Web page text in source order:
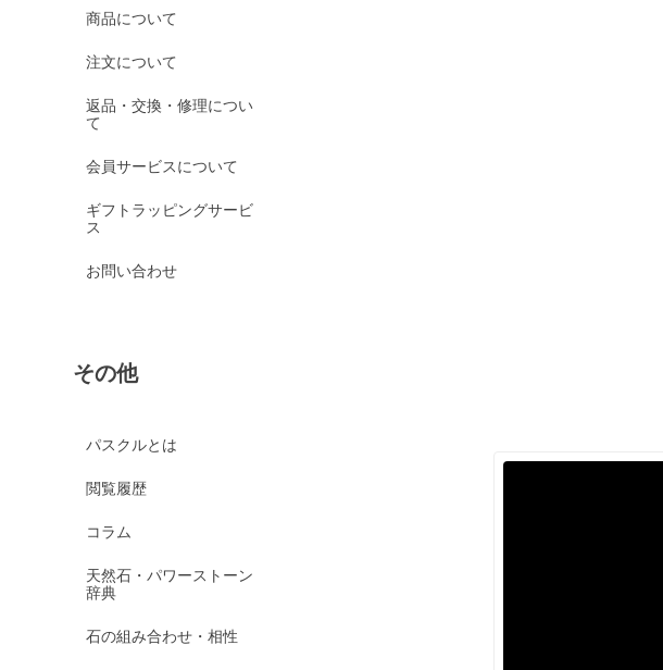
商品について
注文について
返品・交換・修理につい
て
会員サービスについて
ギフトラッピングサービ
ス
お問い合わせ
その他
パスクルとは
閲覧履歴
コラム
天然石・パワーストーン
辞典
石の組み合わせ・相性